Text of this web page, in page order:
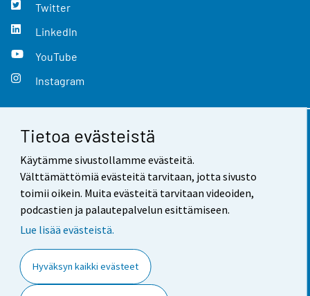
Tietoa evästeistä
Käytämme sivustollamme evästeitä.
Välttämättömiä evästeitä tarvitaan, jotta sivusto
toimii oikein. Muita evästeitä tarvitaan videoiden,
podcastien ja palautepalvelun esittämiseen.
Lue lisää evästeistä.
Hyväksyn kaikki evästeet
Twitter
LinkedIn
YouTube
Instagram
Yhteystiedot
Palaute
Käyttöehdot
Saavutettavuus
Tietoa sivustosta